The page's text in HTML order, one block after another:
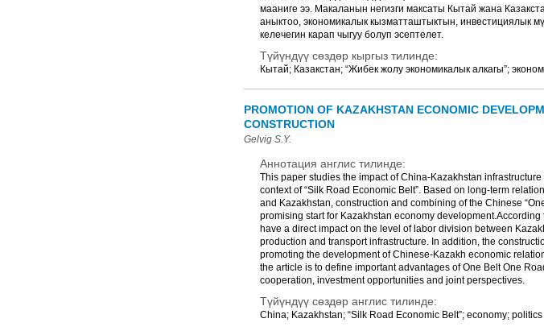
мааниге ээ. Макаланын негизги максаты Кытай жана
аныктоо, экономикалык кызматташтыктын, инвестициялык
келечегин карап чыгуу болуп эсептелет.
Түйүндүү сөздөр кыргыз тилинде:
Кытай; Казакстан; “Жибек жолу экономикалык алкагы”;
PROMOTION OF KAZAKHSTAN ECONOMIC
CONSTRUCTION
Gelvig S.Y.
Аннотация англис тилинде:
This paper studies the impact of China-Kazakhstan
context of “Silk Road Economic Belt”. Based on long-term
and Kazakhstan, construction and combining of the Chinese
promising start for Kazakhstan economy
have a direct impact on the level of labor division between
production and transport infrastructure. In addition, the
promoting the development of Chinese-Kazakh economic
the article is to define important advantages of One Belt One
cooperation, investment opportunities and joint perspectives.
Түйүндүү сөздөр англис тилинде:
China; Kazakhstan; “Silk Road Economic Belt”; economy; politics